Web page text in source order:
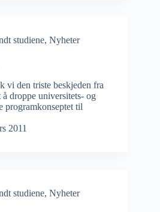
studiene, Nyheter
vi den triste beskjeden fra
droppe universitets- og
programkonseptet til
2011
studiene, Nyheter